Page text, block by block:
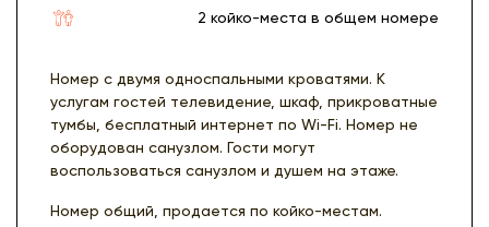
2 койко-места в общем номере
Номер с двумя односпальными кроватями. К
услугам гостей телевидение, шкаф, прикроватные
тумбы, бесплатный интернет по Wi-Fi. Номер не
оборудован санузлом. Гости могут
воспользоваться санузлом и душем на этаже.
Номер общий, продается по койко-местам.